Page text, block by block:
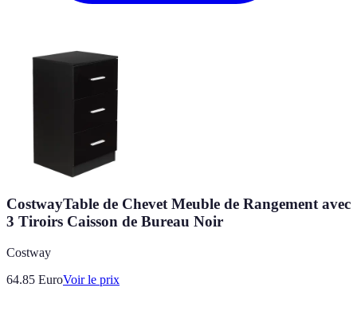
CostwayTable de Chevet Meuble de Rangement avec
3 Tiroirs Caisson de Bureau Noir
Costway
64.85 EuroVoir le prix